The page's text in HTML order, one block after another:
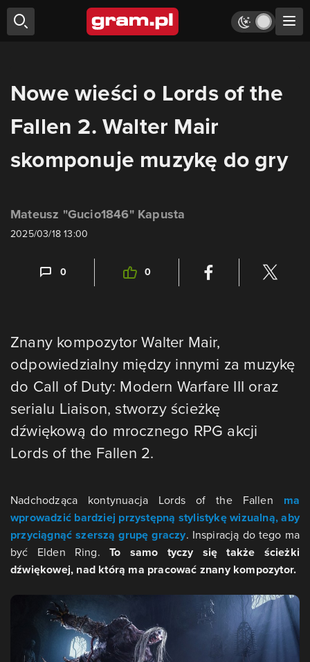
Nowe wieści o Lords of the
Fallen 2. Walter Mair
skomponuje muzykę do gry
Mateusz "Gucio1846" Kapusta
2025/03/18 13:00
0 0
Znany kompozytor Walter Mair,
odpowiedzialny między innymi za muzykę
do Call of Duty: Modern Warfare III oraz
serialu Liaison, stworzy ścieżkę
dźwiękową do mrocznego RPG akcji
Lords of the Fallen 2.
Nadchodząca kontynuacja Lords of the Fallen ma
wprowadzić bardziej przystępną stylistykę wizualną, aby
przyciągnąć szerszą grupę graczy. Inspiracją do tego ma
być Elden Ring.To samo tyczy się także ścieżki
dźwiękowej, nad którą ma pracować znany kompozytor.